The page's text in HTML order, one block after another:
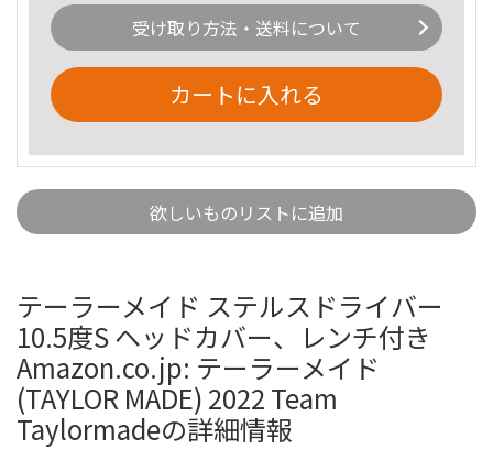
受け取り方法・送料について
カートに入れる
欲しいものリストに追加
テーラーメイド ステルスドライバー
10.5度S ヘッドカバー、レンチ付き
Amazon.co.jp: テーラーメイド
(TAYLOR MADE) 2022 Team
Taylormadeの詳細情報